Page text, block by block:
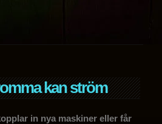
kan ström
in nya maskiner eller får